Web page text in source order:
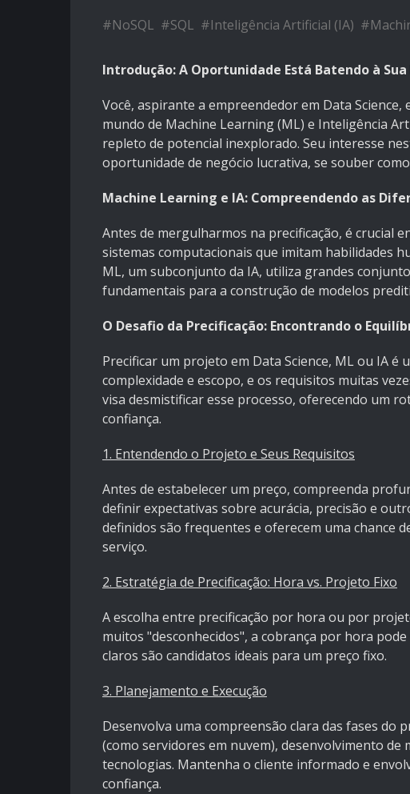
#NoSQL #SQL #Inteligência Artificial (IA) #
Introdução: A Oportunidade Está Batendo à
Você, aspirante a empreendedor em Data
mundo de Machine Learning (ML) e Inteligência
repleto de potencial inexplorado. Seu interesse
oportunidade de negócio lucrativa, se souber
Machine Learning e IA: Compreendendo as
Antes de mergulharmos na precificação, é crucial
sistemas computacionais que imitam habilidades
ML, um subconjunto da IA, utiliza grandes
fundamentais para a construção de modelos
O Desafio da Precificação: Encontrando o
Precificar um projeto em Data Science, ML ou IA
complexidade e escopo, e os requisitos muitas
visa desmistificar esse processo, oferecendo um
confiança.
1. Entendendo o Projeto e Seus Requisitos
Antes de estabelecer um preço, compreenda
definir expectativas sobre acurácia, precisão e
definidos são frequentes e oferecem uma chance
serviço.
2. Estratégia de Precificação: Hora vs. Projeto Fixo
A escolha entre precificação por hora ou por
muitos "desconhecidos", a cobrança por hora
claros são candidatos ideais para um preço fixo.
3. Planejamento e Execução
Desenvolva uma compreensão clara das fases
(como servidores em nuvem), desenvolvimento
tecnologias. Mantenha o cliente informado e
confiança.